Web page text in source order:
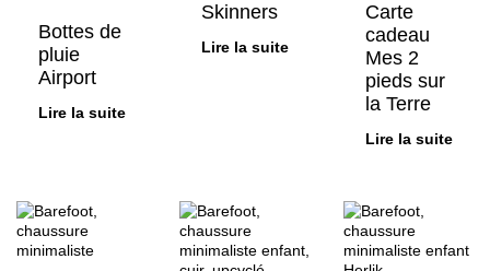
Bottes de
pluie
Airport
Lire la suite
Skinners
Lire la suite
Carte
cadeau
Mes 2
pieds sur
la Terre
Lire la suite